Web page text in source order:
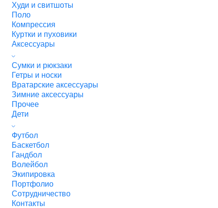
Худи и свитшоты
Поло
Компрессия
Куртки и пуховики
Аксессуары
Сумки и рюкзаки
Гетры и носки
Вратарские аксессуары
Зимние аксессуары
Прочее
Дети
Футбол
Баскетбол
Гандбол
Волейбол
Экипировка
Портфолио
Сотрудничество
Контакты